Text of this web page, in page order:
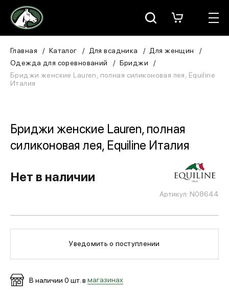
Москва
Для всадника
ЗООТОВАРЫ
БРЕНДЫ
МЕДИА
Главная Каталог Для всадника
Для женщин
Одежда для соревнований
Бриджи
Бриджи женские Lauren, полная силиконовая лея, Equiline
Италия
Бриджи женские Lauren, полная
силиконовая лея, Equiline Италия
Артикул: N08644
Нет в наличии
Уведомить о поступлении
В наличии 0 шт. в магазинах